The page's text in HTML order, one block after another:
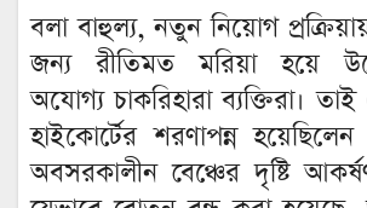
বলা বাহুল্য, নতুন নিয়োগ
জন্য রীতিমত মরিয়া হয়ে
অযোগ্য চাকরিহারা ব্যক্তিরা।
হাইকোর্টের শরণাপন্ন হয়েছিলেন
অবসরকালীন বেঞ্চের দৃষ্টি